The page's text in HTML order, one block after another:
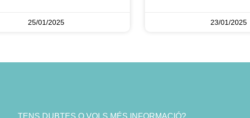
25/01/2025 23/01/2025